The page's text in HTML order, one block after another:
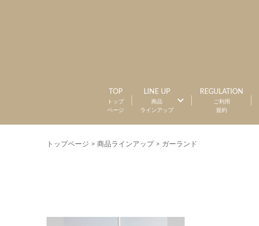
TOP
トップ
ページ
LINE UP
商品
ラインアップ
REGULATION
ご利用
規約
トップページ > 商品ラインアップ > ガーランド